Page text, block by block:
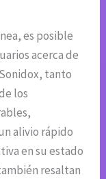
es posible
acerca de
tanto
los
alivio rápido
en su estado
resaltan